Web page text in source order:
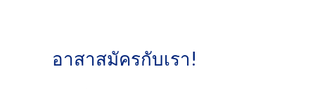
อาสาสมัครกับเรา!